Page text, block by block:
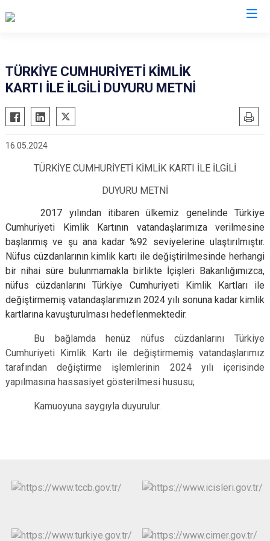
Anamur
Aydıncık
Çamlıyayla
Silifke
Toroslar
Yenişehir
TÜRKİYE CUMHURİYETİ KİMLİK
KARTI İLE İLGİLİ DUYURU METNİ
16.05.2024
TÜRKİYE CUMHURİYETİ KİMLİK KARTI İLE İLGİLİ
DUYURU METNİ
2017 yılından itibaren ülkemiz genelinde Türkiye
Cumhuriyeti Kimlik Kartının vatandaşlarımıza verilmesine
başlanmış ve şu ana kadar %92 seviyelerine ulaştırılmıştır.
Nüfus cüzdanlarının kimlik kartı ile değiştirilmesinde herhangi
bir nihai süre bulunmamakla birlikte İçişleri Bakanlığımızca,
nüfus cüzdanlarını Türkiye Cumhuriyeti Kimlik Kartları ile
değiştirmemiş vatandaşlarımızın 2024 yılı sonuna kadar kimlik
kartlarına kavuşturulması hedeflenmektedir.
Bu bağlamda henüz nüfus cüzdanlarını Türkiye
Cumhuriyeti Kimlik Kartı ile değiştirmemiş vatandaşlarımız
tarafından değiştirme işlemlerinin 2024 yılı içerisinde
yapılmasına hassasiyet gösterilmesi hususu;
Kamuoyuna saygıyla duyurulur.